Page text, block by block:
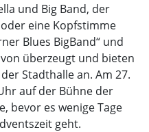
und Big Band, der
eine Kopfstimme
Blues BigBand“ und
überzeugt und bieten
Stadthalle an. Am 27.
auf der Bühne der
bevor es wenige Tage
geht.